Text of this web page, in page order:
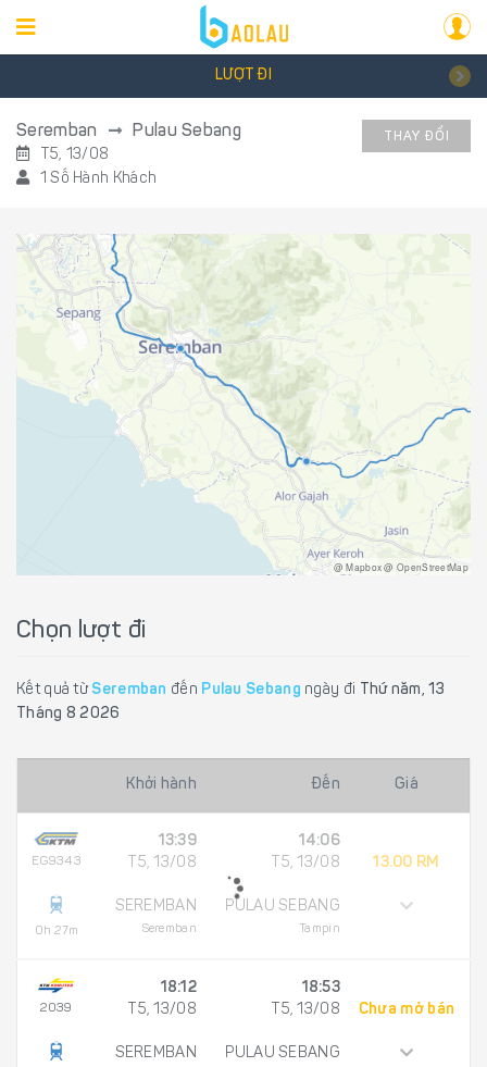
LƯỢT ĐI
Seremban Pulau Sebang
T5, 13/08
1 Số Hành Khách
THAY ĐỔI
@ Mapbox @ OpenStreetMap
Chọn lượt đi
Kết quả từ Seremban đến Pulau Sebang ngày đi
Thứ năm, 13
Tháng 8 2026
Khởi hành Đến Giá
EG9343
0h 27m
13:39
T5, 13/08
SEREMBAN
Seremban
14:06
T5, 13/08
PULAU SEBANG
Tampin
13.00 RM
2039
18:12
T5, 13/08
SEREMBAN
18:53
T5, 13/08
PULAU SEBANG
Chưa mở bán